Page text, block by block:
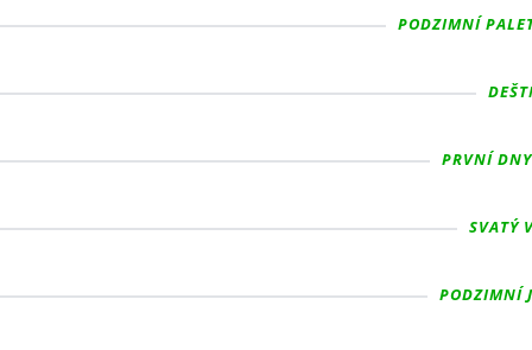
PODZIMNÍ
PRVNÍ
SVATÝ
PODZIMNÍ